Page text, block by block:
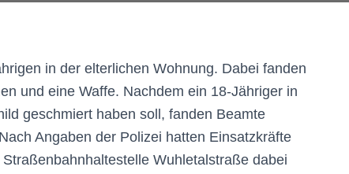
in der elterlichen Wohnung. Dabei fanden
und eine Waffe. Nachdem ein 18-Jähriger in
geschmiert haben soll, fanden Beamte
Angaben der Polizei hatten Einsatzkräfte
Wuhletalstraße dabei